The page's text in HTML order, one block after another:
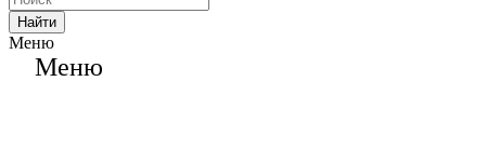
Найти
Меню
Меню